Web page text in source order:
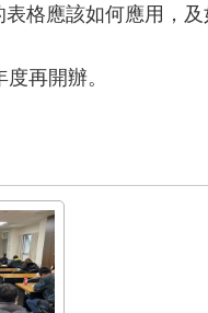
格應該如何應用，
再開辦。